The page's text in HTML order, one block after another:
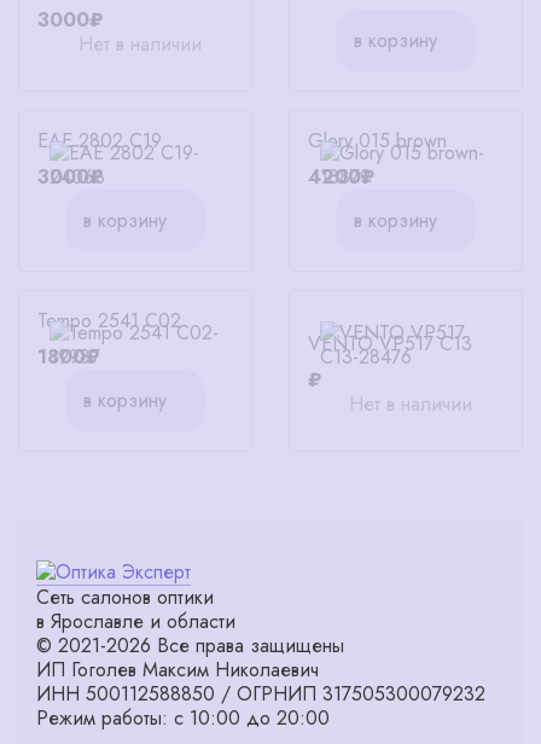
3000₽
Нет в наличии
в корзину
EAE 2802 C19
3000₽
в корзину
Glory 015 brown
4200₽
в корзину
Tempo 2541 C02
1800₽
в корзину
VENTO VP517 C13
₽
Нет в наличии
Сеть салонов оптики
в Ярославле и области
© 2021-2026 Все права защищены
ИП Гоголев Максим Николаевич
ИНН 500112588850 / ОГРНИП 317505300079232
Режим работы: с 10:00 до 20:00